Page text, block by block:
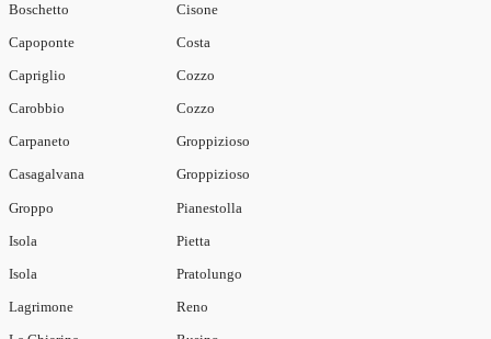
Boschetto
Capoponte
Capriglio
Carobbio
Carpaneto
Casagalvana
Cisone
Costa
Cozzo
Cozzo
Groppizioso
Groppizioso
Groppo
Isola
Isola
Lagrimone
Pianestolla
Pietta
Pratolungo
Reno